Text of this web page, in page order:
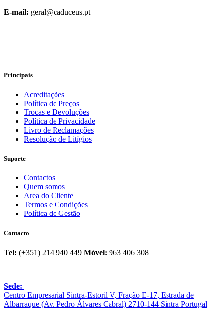
E-mail: geral@caduceus.pt
Principais
Acreditações
Política de Preços
Trocas e Devoluções
Política de Privacidade
Livro de Reclamações
Resolução de Litígios
Suporte
Contactos
Quem somos
Area do Cliente
Termos e Condições
Política de Gestão
Contacto
Tel: (+351) 214 940 449 Móvel: 963 406 308
Sede:
Centro Empresarial Sintra-Estoril V, Fração E-17, Estrada de
Albarraque (Av. Pedro Álvares Cabral) 2710-144 Sintra Portugal